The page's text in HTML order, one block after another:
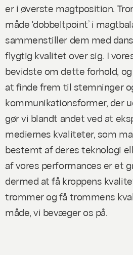
er i øverste magtposition.
måde 'dobbeltpoint’ i
sammenstiller dem med
flygtig kvalitet over sig. I
bevidste om dette forhold,
at finde frem til stemninger
kommunikationsformer, der
gør vi blandt andet ved at
mediernes kvaliteter, som
bestemt af deres teknologi
af vores performances er et
dermed at få kroppens
trommer og få trommens
måde, vi bevæger os på.